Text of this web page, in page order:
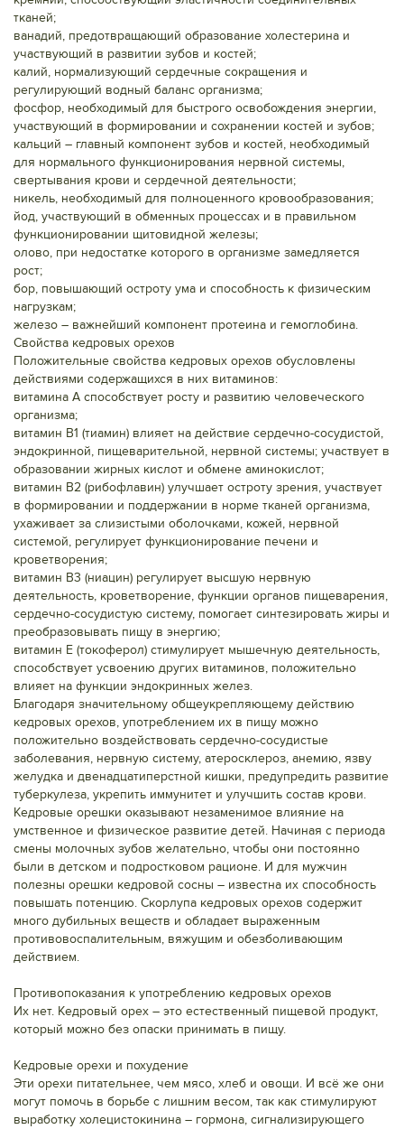
тканей;
ванадий, предотвращающий образование холестерина и
участвующий в развитии зубов и костей;
калий, нормализующий сердечные сокращения и
регулирующий водный баланс организма;
фосфор, необходимый для быстрого освобождения энергии,
участвующий в формировании и сохранении костей и зубов;
кальций – главный компонент зубов и костей, необходимый
для нормального функционирования нервной системы,
свертывания крови и сердечной деятельности;
никель, необходимый для полноценного кровообразования;
йод, участвующий в обменных процессах и в правильном
функционировании щитовидной железы;
олово, при недостатке которого в организме замедляется
рост;
бор, повышающий остроту ума и способность к физическим
нагрузкам;
железо – важнейший компонент протеина и гемоглобина.
Свойства кедровых орехов
Положительные свойства кедровых орехов обусловлены
действиями содержащихся в них витаминов:
витамина А способствует росту и развитию человеческого
организма;
витамин В1 (тиамин) влияет на действие сердечно-сосудистой,
эндокринной, пищеварительной, нервной системы; участвует в
образовании жирных кислот и обмене аминокислот;
витамин В2 (рибофлавин) улучшает остроту зрения, участвует
в формировании и поддержании в норме тканей организма,
ухаживает за слизистыми оболочками, кожей, нервной
системой, регулирует функционирование печени и
кроветворения;
витамин В3 (ниацин) регулирует высшую нервную
деятельность, кроветворение, функции органов пищеварения,
сердечно-сосудистую систему, помогает синтезировать жиры и
преобразовывать пищу в энергию;
витамин Е (токоферол) стимулирует мышечную деятельность,
способствует усвоению других витаминов, положительно
влияет на функции эндокринных желез.
Благодаря значительному общеукрепляющему действию
кедровых орехов, употреблением их в пищу можно
положительно воздействовать сердечно-сосудистые
заболевания, нервную систему, атеросклероз, анемию, язву
желудка и двенадцатиперстной кишки, предупредить развитие
туберкулеза, укрепить иммунитет и улучшить состав крови.
Кедровые орешки оказывают незаменимое влияние на
умственное и физическое развитие детей. Начиная с периода
смены молочных зубов желательно, чтобы они постоянно
были в детском и подростковом рационе. И для мужчин
полезны орешки кедровой сосны – известна их способность
повышать потенцию. Скорлупа кедровых орехов содержит
много дубильных веществ и обладает выраженным
противовоспалительным, вяжущим и обезболивающим
действием.
Противопоказания к употреблению кедровых орехов
Их нет. Кедровый орех – это естественный пищевой продукт,
который можно без опаски принимать в пищу.
Кедровые орехи и похудение
Эти орехи питательнее, чем мясо, хлеб и овощи. И всё же они
могут помочь в борьбе с лишним весом, так как стимулируют
выработку холецистокинина – гормона, сигнализирующего